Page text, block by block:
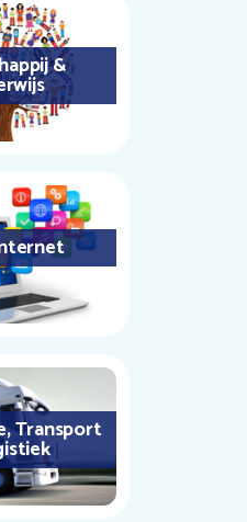
&
Transport